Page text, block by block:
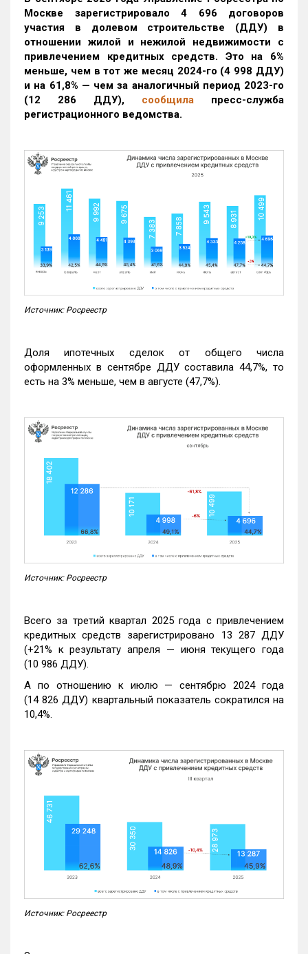
Москве зарегистрировало 4 696 договоров
участия в долевом строительстве (ДДУ) в
отношении жилой и нежилой недвижимости с
привлечением кредитных средств. Это на 6%
меньше, чем в тот же месяц 2024-го (4 998 ДДУ)
и на 61,8% — чем за аналогичный период 2023-го
(12 286 ДДУ), сообщила пресс-служба
регистрационного ведомства.
Источник: Росреестр
Доля ипотечных сделок от общего числа
оформленных в сентябре ДДУ составила 44,7%, то
есть на 3% меньше, чем в августе (47,7%).
Источник: Росреестр
Всего за третий квартал 2025 года с привлечением
кредитных средств зарегистрировано 13 287 ДДУ
(+21% к результату апреля — июня текущего года
(10 986 ДДУ).
А по отношению к июлю — сентябрю 2024 года
(14 826 ДДУ) квартальный показатель сократился на
10,4%.
Источник: Росреестр